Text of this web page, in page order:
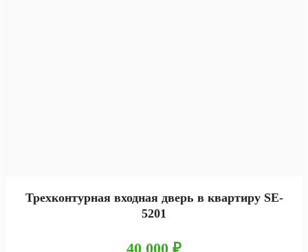
Трехконтурная входная дверь в квартиру SE-
5201
40 000 ₽